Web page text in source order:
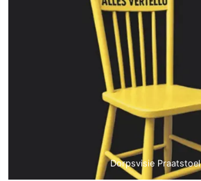
Dorpsvisie Praatstoel